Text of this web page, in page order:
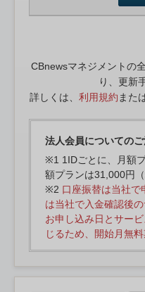
CBnewsマネジメントの
り、更新
詳しくは、 利用規約 また
法人会員についての
※1 1IDごとに、月額
額プランは31,000円
※2 口座振替は当社で
は当社で入金確認後
お申し込み日とサー
じるため、開始月無